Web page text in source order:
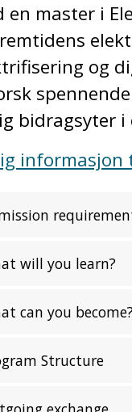
en master i
og
bidragsyter i
informasjon
will you learn?
can you
Structure